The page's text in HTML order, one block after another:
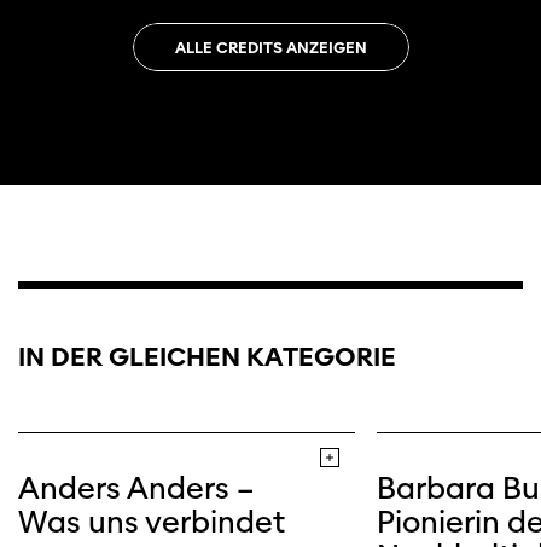
ALLE CREDITS ANZEIGEN
IN DER GLEICHEN KATEGORIE
Anders Anders –
Was uns verbindet
Barbara
Pionierin